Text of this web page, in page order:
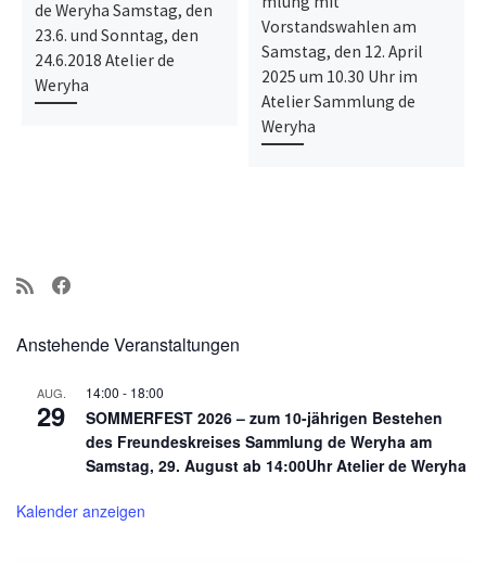
de Weryha Samstag, den
23.6. und Sonntag, den
24.6.2018 Atelier de
Weryha
Vorstandswahlen am
Samstag, den 12. April
2025 um 10.30 Uhr im
Atelier Sammlung de
Weryha
Anstehende Veranstaltungen
AUG.
29
14:00 - 18:00
SOMMERFEST 2026 – zum 10-jährigen Bestehen
des Freundeskreises Sammlung de Weryha am
Samstag, 29. August ab 14:00Uhr Atelier de Weryha
Kalender anzeigen